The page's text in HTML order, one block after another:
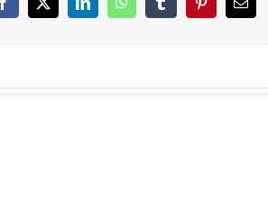
Facebook
X LinkedInWhatsAppTumblrPinterestEmail